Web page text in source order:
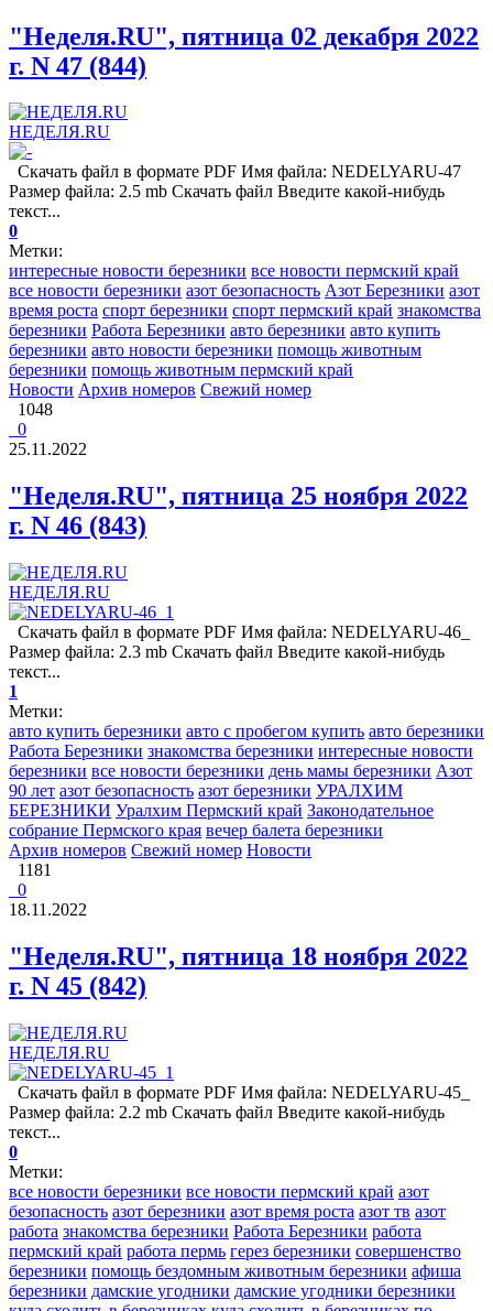
"Неделя.RU", пятница 02 декабря 2022
г. N 47 (844)
НЕДЕЛЯ.RU
Скачать файл в формате PDF Имя файла: NEDELYARU-47
Размер файла: 2.5 mb Скачать файл Введите какой-нибудь
текст...
0
Метки:
интересные новости березники все новости пермский край
все новости березники азот безопасность Азот Березники азот
время роста спорт березники спорт пермский край знакомства
березники Работа Березники авто березники авто купить
березники авто новости березники помощь животным
березники помощь животным пермский край
Новости Архив номеров Свежий номер
1048
0
25.11.2022
"Неделя.RU", пятница 25 ноября 2022
г. N 46 (843)
НЕДЕЛЯ.RU
Скачать файл в формате PDF Имя файла: NEDELYARU-46_
Размер файла: 2.3 mb Скачать файл Введите какой-нибудь
текст...
1
Метки:
авто купить березники авто с пробегом купить авто березники
Работа Березники знакомства березники интересные новости
березники все новости березники день мамы березники Азот
90 лет азот безопасность азот березники УРАЛХИМ
БЕРЕЗНИКИ Уралхим Пермский край Законодательное
собрание Пермского края вечер балета березники
Архив номеров Свежий номер Новости
1181
0
18.11.2022
"Неделя.RU", пятница 18 ноября 2022
г. N 45 (842)
НЕДЕЛЯ.RU
Скачать файл в формате PDF Имя файла: NEDELYARU-45_
Размер файла: 2.2 mb Скачать файл Введите какой-нибудь
текст...
0
Метки:
все новости березники все новости пермский край азот
безопасность азот березники азот время роста азот тв азот
работа знакомства березники Работа Березники работа
пермский край работа пермь герез березники совершенство
березники помощь бездомным животным березники афиша
березники дамские угодники дамские угодники березники